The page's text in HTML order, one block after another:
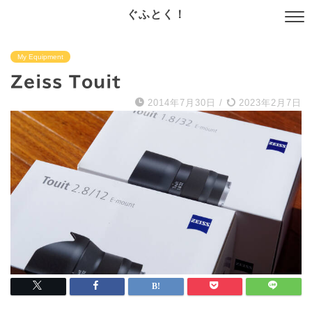
ぐふとく！
My Equipment
Zeiss Touit
2014年7月30日 / 2023年2月7日